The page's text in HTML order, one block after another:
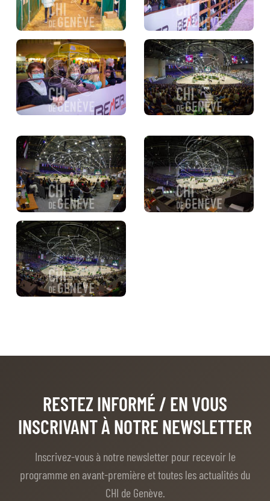
RESTEZ INFORMÉ / EN VOUS
INSCRIVANT À NOTRE NEWSLETTER
Inscrivez-vous à notre newsletter pour recevoir le
programme en avant-première et toutes les actualités du
CHI de Genève.